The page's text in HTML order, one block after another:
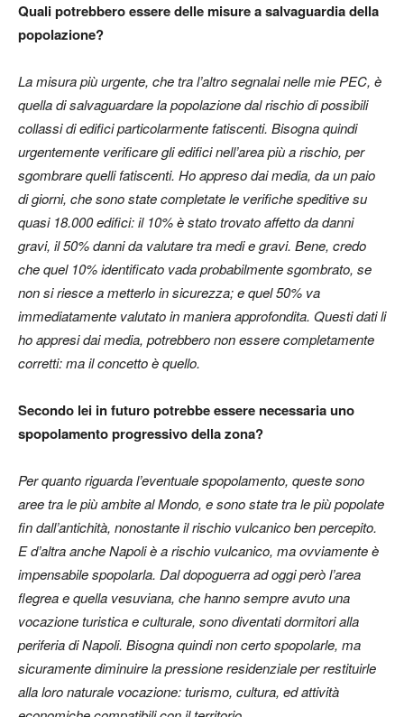
Quali potrebbero essere delle misure a salvaguardia della
popolazione?
La misura più urgente, che tra l’altro segnalai nelle mie PEC, è
quella di salvaguardare la popolazione dal rischio di possibili
collassi di edifici particolarmente fatiscenti. Bisogna quindi
urgentemente verificare gli edifici nell’area più a rischio, per
sgombrare quelli fatiscenti. Ho appreso dai media, da un paio
di giorni, che sono state completate le verifiche speditive su
quasi 18.000 edifici: il 10% è stato trovato affetto da danni
gravi, il 50% danni da valutare tra medi e gravi. Bene, credo
che quel 10% identificato vada probabilmente sgombrato, se
non si riesce a metterlo in sicurezza; e quel 50% va
immediatamente valutato in maniera approfondita. Questi dati li
ho appresi dai media, potrebbero non essere completamente
corretti: ma il concetto è quello.
Secondo lei in futuro potrebbe essere necessaria uno
spopolamento progressivo della zona?
Per quanto riguarda l’eventuale spopolamento, queste sono
aree tra le più ambite al Mondo, e sono state tra le più popolate
fin dall’antichità, nonostante il rischio vulcanico ben percepito.
E d’altra anche Napoli è a rischio vulcanico, ma ovviamente è
impensabile spopolarla. Dal dopoguerra ad oggi però l’area
flegrea e quella vesuviana, che hanno sempre avuto una
vocazione turistica e culturale, sono diventati dormitori alla
periferia di Napoli. Bisogna quindi non certo spopolarle, ma
sicuramente diminuire la pressione residenziale per restituirle
alla loro naturale vocazione: turismo, cultura, ed attività